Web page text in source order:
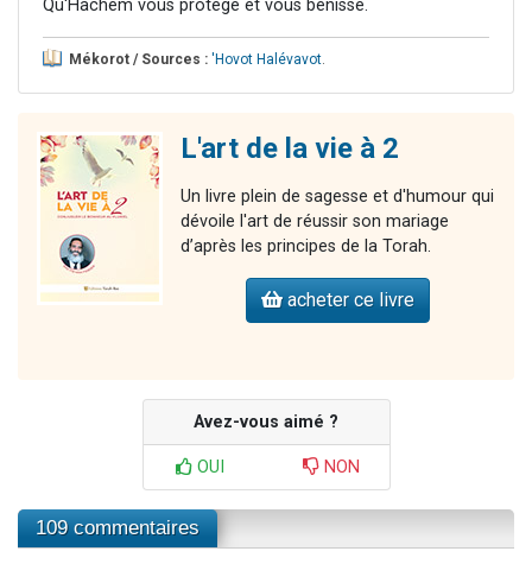
Qu'Hachem vous protège et vous bénisse.
Mékorot / Sources : 'Hovot Halévavot.
L'art de la vie à 2
Un livre plein de sagesse et d'humour qui
dévoile l'art de réussir son mariage
d’après les principes de la Torah.
acheter ce livre
Avez-vous aimé ?
OUI NON
109 commentaires